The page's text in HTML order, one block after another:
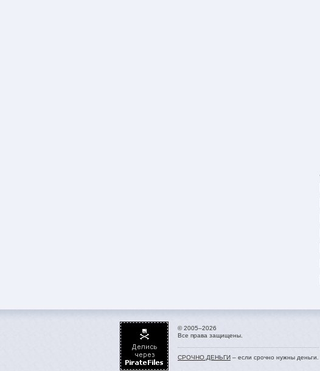
© 2005–2026
Все права защищены.
СРОЧНО.ДЕНЬГИ – если срочно нужны деньги.